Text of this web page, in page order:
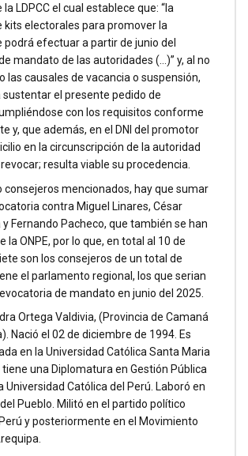
la LDPCC el cual establece que: “la
kits electorales para promover la
podrá efectuar a partir de junio del
mandato de las autoridades (…)” y, al no
las causales de vacancia o suspensión,
sustentar el presente pedido de
con los requisitos conforme
y, que además, en el DNI del promotor
en la circunscripción de la autoridad
resulta viable su procedencia.
consejeros mencionados, hay que sumar
contra Miguel Linares, César
Fernando Pacheco, que también se han
la ONPE, por lo que, en total al 10 de
son los consejeros de un total de
el parlamento regional, los que serian
de mandato en junio del 2025.
Ortega Valdivia, (Provincia de Camaná
Nació el 02 de diciembre de 1994. Es
en la Universidad Católica Santa Maria
una Diplomatura en Gestión Pública
Universidad Católica del Perú. Laboró en
Pueblo. Militó en el partido político
y posteriormente en el Movimiento